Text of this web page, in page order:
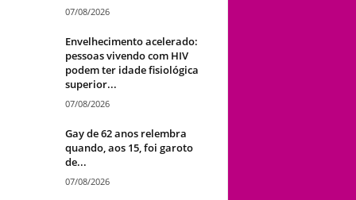
07/08/2026
Envelhecimento acelerado:
pessoas vivendo com HIV
podem ter idade fisiológica
superior...
07/08/2026
Gay de 62 anos relembra
quando, aos 15, foi garoto
de...
07/08/2026